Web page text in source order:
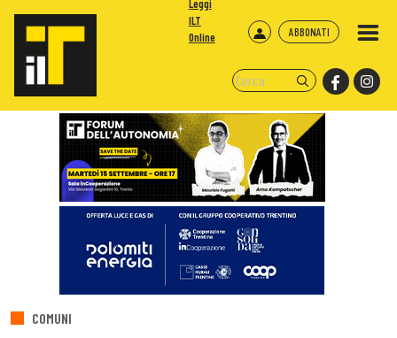
ABBONATI
Leggi
ILT
Online
COMUNI